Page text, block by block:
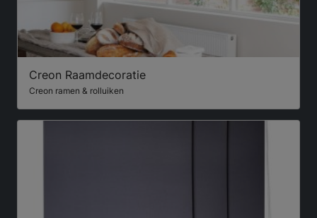
Creon Raamdecoratie
Creon ramen & rolluiken